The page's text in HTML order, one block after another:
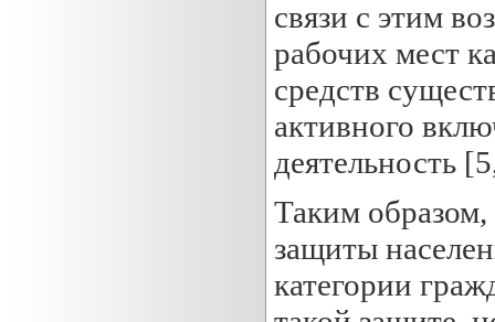
связи с этим
рабочих мест
средств
активного
деятельность
Таким
защиты
категории